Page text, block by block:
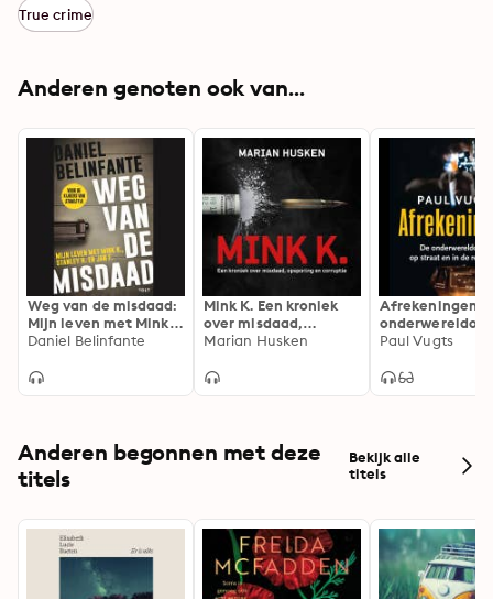
True crime
Anderen genoten ook van...
Weg van de misdaad:
Mijn leven met Mink
K., Stanley H. en Jan F.
Daniel Belinfante
Mink K. Een kroniek
over misdaad,
opsporing en
over misdaad,
Marian Husken
Afrekeningen:
straat en in de
Paul Vugts
Anderen begonnen met deze
titels
Bekijk alle
titels